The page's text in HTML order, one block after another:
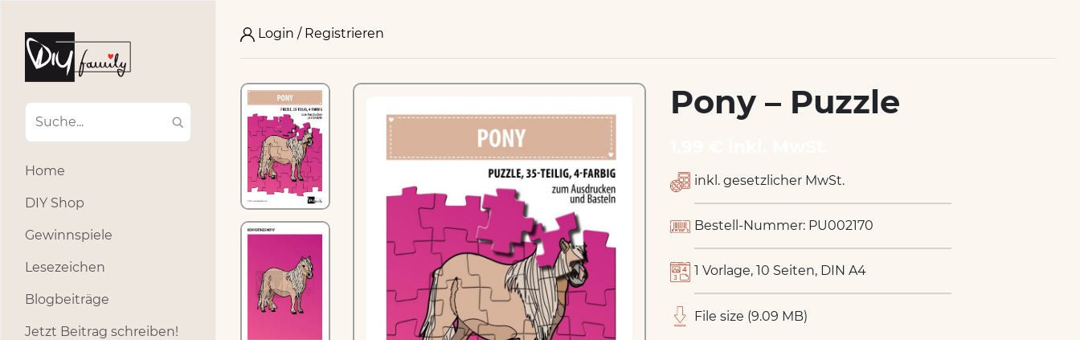
Home
DIY Shop
Gewinnspiele
Lesezeichen
Blogbeiträge
Jetzt Beitrag schreiben!
Login / Registrieren
Pony – Puzzle
inkl. gesetzlicher MwSt.
Bestell-Nummer: PU002170
1 Vorlage, 10 Seiten, DIN A4
File size (9.09 MB)